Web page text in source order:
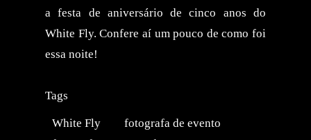
a festa de aniversário de cinco anos do
White Fly. Confere aí um pouco de como foi
essa noite!
Tags
White Fly
fotografa de evento